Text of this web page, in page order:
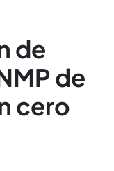
de
de
cero